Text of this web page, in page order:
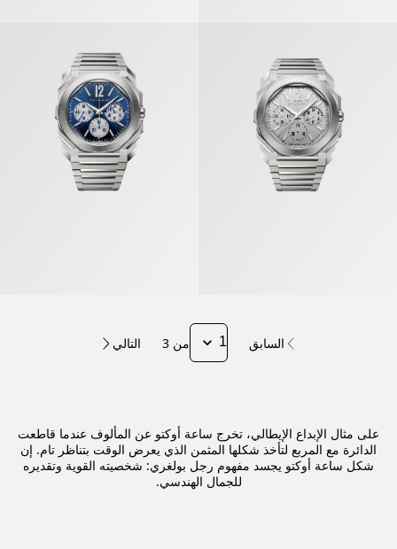
السابق من 3 التالي
على مثال الإبداع الإيطالي، تخرج ساعة أوكتو عن المألوف عندما قاطعت
الدائرة مع المربع لتأخذ شكلها المثمن الذي يعرض الوقت بتناظر تام. إن
شكل ساعة أوكتو يجسد مفهوم رجل بولغري: شخصيته القوية وتقديره
للجمال الهندسي.